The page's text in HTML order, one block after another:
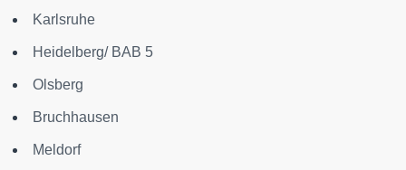
Karlsruhe
Heidelberg/ BAB 5
Olsberg
Bruchhausen
Meldorf